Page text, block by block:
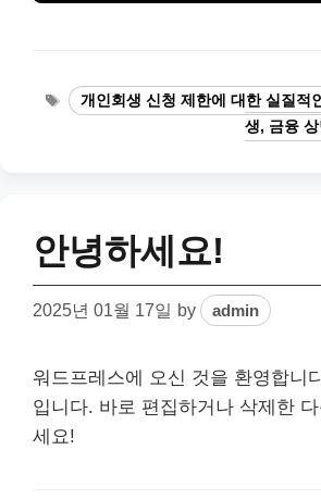
Tags
개인회생 신청 제한에 대한 실질적
생, 금융
안녕하세요!
2025년 01월 17일 by admin
워드프레스에 오신 것을 환영합니
입니다. 바로 편집하거나 삭제한
세요!